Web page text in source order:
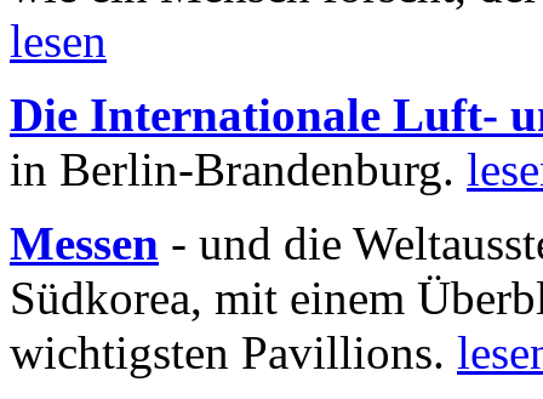
lesen
Die Internationale Luft-
in Berlin-Brandenburg.
Messen - und die
Südkorea, mit einem
wichtigsten Pavillions.